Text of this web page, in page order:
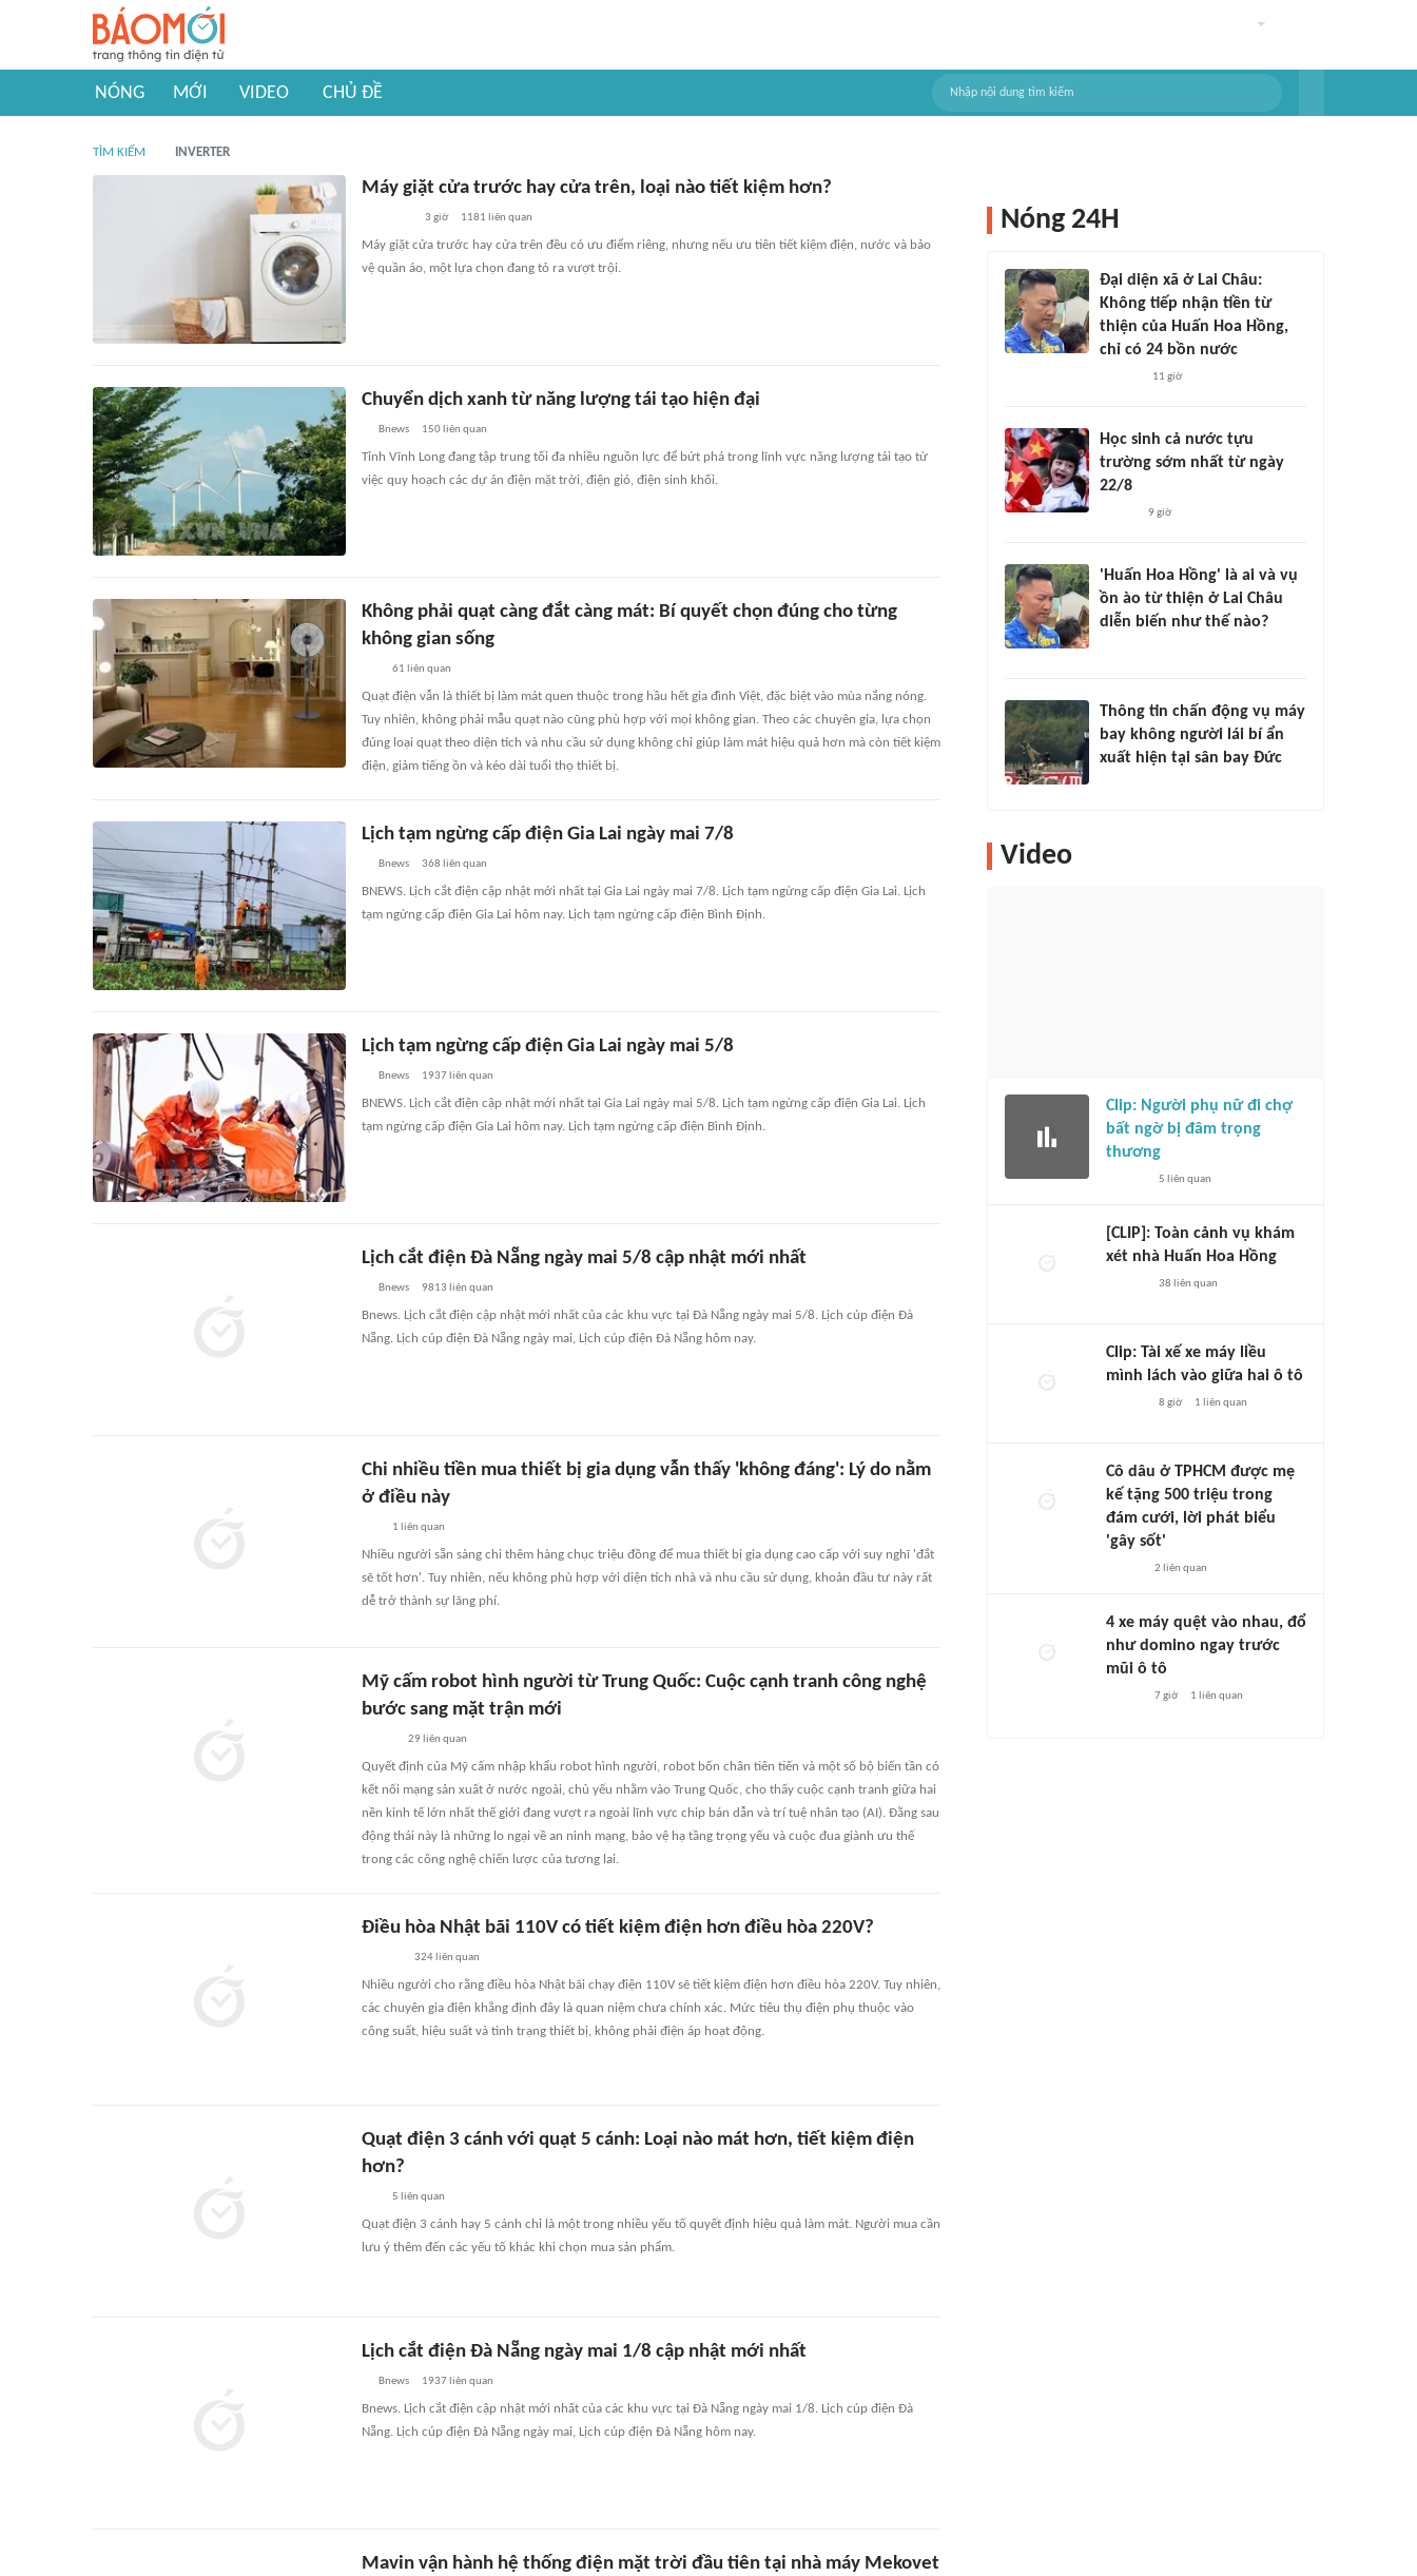
NÓNG MỚI VIDEO CHỦ ĐỀ
TÌM KIẾM INVERTER
Máy giặt cửa trước hay cửa trên, loại nào tiết kiệm hơn?
3 giờ 1181 liên quan
Máy giặt cửa trước hay cửa trên đều có ưu điểm riêng, nhưng nếu ưu tiên tiết kiệm điện, nước và bảo
vệ quần áo, một lựa chọn đang tỏ ra vượt trội.
Chuyển dịch xanh từ năng lượng tái tạo hiện đại
Bnews 150 liên quan
Tỉnh Vĩnh Long đang tập trung tối đa nhiều nguồn lực để bứt phá trong lĩnh vực năng lượng tái tạo từ
việc quy hoạch các dự án điện mặt trời, điện gió, điện sinh khối.
Không phải quạt càng đắt càng mát: Bí quyết chọn đúng cho từng
không gian sống
61 liên quan
Quạt điện vẫn là thiết bị làm mát quen thuộc trong hầu hết gia đình Việt, đặc biệt vào mùa nắng nóng.
Tuy nhiên, không phải mẫu quạt nào cũng phù hợp với mọi không gian. Theo các chuyên gia, lựa chọn
đúng loại quạt theo diện tích và nhu cầu sử dụng không chỉ giúp làm mát hiệu quả hơn mà còn tiết kiệm
điện, giảm tiếng ồn và kéo dài tuổi thọ thiết bị.
Lịch tạm ngừng cấp điện Gia Lai ngày mai 7/8
Bnews 368 liên quan
BNEWS. Lịch cắt điện cập nhật mới nhất tại Gia Lai ngày mai 7/8. Lịch tạm ngừng cấp điện Gia Lai. Lịch
tạm ngừng cấp điện Gia Lai hôm nay. Lịch tạm ngừng cấp điện Bình Định.
Lịch tạm ngừng cấp điện Gia Lai ngày mai 5/8
Bnews 1937 liên quan
BNEWS. Lịch cắt điện cập nhật mới nhất tại Gia Lai ngày mai 5/8. Lịch tạm ngừng cấp điện Gia Lai. Lịch
tạm ngừng cấp điện Gia Lai hôm nay. Lịch tạm ngừng cấp điện Bình Định.
Lịch cắt điện Đà Nẵng ngày mai 5/8 cập nhật mới nhất
Bnews 9813 liên quan
Bnews. Lịch cắt điện cập nhật mới nhất của các khu vực tại Đà Nẵng ngày mai 5/8. Lịch cúp điện Đà
Nẵng. Lịch cúp điện Đà Nẵng ngày mai, Lịch cúp điện Đà Nẵng hôm nay.
Chi nhiều tiền mua thiết bị gia dụng vẫn thấy 'không đáng': Lý do nằm
ở điều này
1 liên quan
Nhiều người sẵn sàng chi thêm hàng chục triệu đồng để mua thiết bị gia dụng cao cấp với suy nghĩ 'đắt
sẽ tốt hơn'. Tuy nhiên, nếu không phù hợp với diện tích nhà và nhu cầu sử dụng, khoản đầu tư này rất
dễ trở thành sự lãng phí.
Mỹ cấm robot hình người từ Trung Quốc: Cuộc cạnh tranh công nghệ
bước sang mặt trận mới
29 liên quan
Quyết định của Mỹ cấm nhập khẩu robot hình người, robot bốn chân tiên tiến và một số bộ biến tần có
kết nối mạng sản xuất ở nước ngoài, chủ yếu nhằm vào Trung Quốc, cho thấy cuộc cạnh tranh giữa hai
nền kinh tế lớn nhất thế giới đang vượt ra ngoài lĩnh vực chip bán dẫn và trí tuệ nhân tạo (AI). Đằng sau
động thái này là những lo ngại về an ninh mạng, bảo vệ hạ tầng trọng yếu và cuộc đua giành ưu thế
trong các công nghệ chiến lược của tương lai.
Điều hòa Nhật bãi 110V có tiết kiệm điện hơn điều hòa 220V?
324 liên quan
Nhiều người cho rằng điều hòa Nhật bãi chạy điện 110V sẽ tiết kiệm điện hơn điều hòa 220V. Tuy nhiên,
các chuyên gia điện khẳng định đây là quan niệm chưa chính xác. Mức tiêu thụ điện phụ thuộc vào
công suất, hiệu suất và tình trạng thiết bị, không phải điện áp hoạt động.
Quạt điện 3 cánh với quạt 5 cánh: Loại nào mát hơn, tiết kiệm điện
hơn?
5 liên quan
Quạt điện 3 cánh hay 5 cánh chỉ là một trong nhiều yếu tố quyết định hiệu quả làm mát. Người mua cần
lưu ý thêm đến các yếu tố khác khi chọn mua sản phẩm.
Lịch cắt điện Đà Nẵng ngày mai 1/8 cập nhật mới nhất
Bnews 1937 liên quan
Bnews. Lịch cắt điện cập nhật mới nhất của các khu vực tại Đà Nẵng ngày mai 1/8. Lịch cúp điện Đà
Nẵng. Lịch cúp điện Đà Nẵng ngày mai, Lịch cúp điện Đà Nẵng hôm nay.
Mavin vận hành hệ thống điện mặt trời đầu tiên tại nhà máy Mekovet
Nóng 24H
Đại diện xã ở Lai Châu:
Không tiếp nhận tiền từ
thiện của Huấn Hoa Hồng,
chỉ có 24 bồn nước
11 giờ
Học sinh cả nước tựu
trường sớm nhất từ ngày
22/8
9 giờ
'Huấn Hoa Hồng' là ai và vụ
ồn ào từ thiện ở Lai Châu
diễn biến như thế nào?
Thông tin chấn động vụ máy
bay không người lái bí ẩn
xuất hiện tại sân bay Đức
Video
Clip: Người phụ nữ đi chợ
bất ngờ bị đâm trọng
thương
5 liên quan
[CLIP]: Toàn cảnh vụ khám
xét nhà Huấn Hoa Hồng
38 liên quan
Clip: Tài xế xe máy liều
mình lách vào giữa hai ô tô
8 giờ 1 liên quan
Cô dâu ở TPHCM được mẹ
kế tặng 500 triệu trong
đám cưới, lời phát biểu
'gây sốt'
2 liên quan
4 xe máy quệt vào nhau, đổ
như domino ngay trước
mũi ô tô
7 giờ 1 liên quan